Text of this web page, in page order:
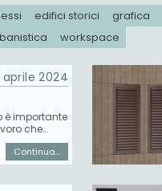
edifici storici grafica
workspace
aprile 2024
è importante
che
- chiavi in
Ceramiche
Continua...